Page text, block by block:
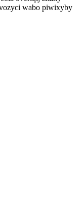
wabo piwixyby